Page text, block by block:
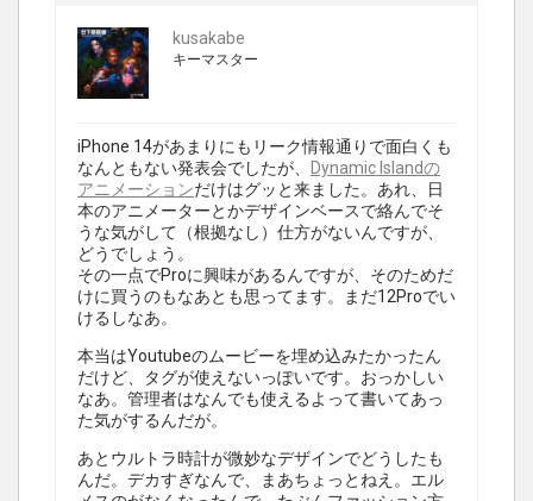
kusakabe
キーマスター
iPhone 14があまりにもリーク情報通りで面白くも
なんともない発表会でしたが、
Dynamic Islandの
アニメーションだけはグッと来ました。あれ、日
本のアニメーターとかデザインベースで絡んでそ
うな気がして（根拠なし）仕方がないんですが、
どうでしょう。
その一点でProに興味があるんですが、そのためだ
けに買うのもなあとも思ってます。まだ12Proでい
けるしなあ。
本当はYoutubeのムービーを埋め込みたかったん
だけど、タグが使えないっぽいです。おっかしい
なあ。管理者はなんでも使えるよって書いてあっ
た気がするんだが。
あとウルトラ時計が微妙なデザインでどうしたも
んだ。デカすぎなんで、まあちょっとねえ。エル